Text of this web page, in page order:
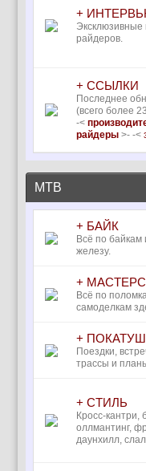
+
Эксклюзивные
райдеров.
+ ССЫЛКИ
Последнее
(всего более
-<
райдеры >- -<
MTB
+ БАЙК
Всё по байкам
железу.
+
Всё по
самоделкам
+
Поездки,
трассы и
+ СТИЛЬ
Кросс-кантри,
оллмантинг,
даунхилл,